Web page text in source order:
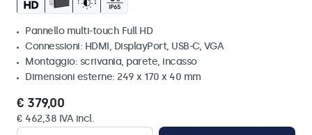
Pannello multi-touch Full HD
Connessioni: HDMI, DisplayPort, USB-C, VGA
Montaggio: scrivania, parete, incasso
Dimensioni esterne: 249 x 170 x 40 mm
€ 379,00
€ 462,38 IVA incl.